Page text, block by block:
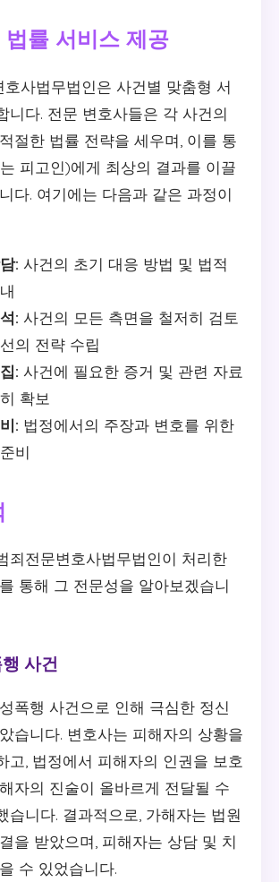
법률 서비스 제공
호사법무법인은 사건별 맞춤형 서
니다. 전문 변호사들은 각 사건의
절한 법률 전략을 세우며, 이를 통
피고인)에게 최상의 결과를 이끌
다. 여기에는 다음과 같은 과정이
: 사건의 초기 대응 방법 및 법적
: 사건의 모든 측면을 철저히 검토
의 전략 수립
: 사건에 필요한 증거 및 관련 자료
확보
: 법정에서의 주장과 변호를 위한
비
죄전문변호사법무법인이 처리한
통해 그 전문성을 알아보겠습니
사건
폭행 사건으로 인해 극심한 정신
습니다. 변호사는 피해자의 상황을
고, 법정에서 피해자의 인권을 보호
자의 진술이 올바르게 전달될 수
습니다. 결과적으로, 가해자는 법원
을 받았으며, 피해자는 상담 및 치
수 있었습니다.